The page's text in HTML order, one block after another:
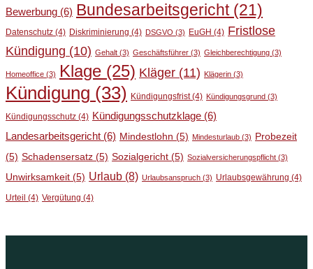
Bewerbung (6) Bundesarbeitsgericht(21)
Datenschutz (4) Diskriminierung (4) DSGVO (3) EuGH (4) Fristlose
Kündigung (10) Gehalt (3) Geschäftsführer (3) Gleichberechtigung (3)
Homeoffice (3) Klage (25) Kläger (11) Klägerin (3)
Kündigung (33) Kündigungsfrist(4) Kündigungsgrund (3)
Kündigungsschutz (4) Kündigungsschutzklage (6)
Landesarbeitsgericht (6) Mindestlohn (5) Mindesturlaub (3)
Probezeit
(5) Schadensersatz (5) Sozialgericht (5) Sozialversicherungspflicht (3)
Unwirksamkeit (5) Urlaub (8) Urlaubsanspruch (3) Urlaubsgewährung (4)
Urteil (4) Vergütung (4)